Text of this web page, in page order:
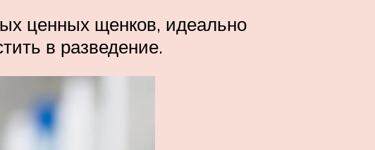
ценных щенков, идеально
в разведение.